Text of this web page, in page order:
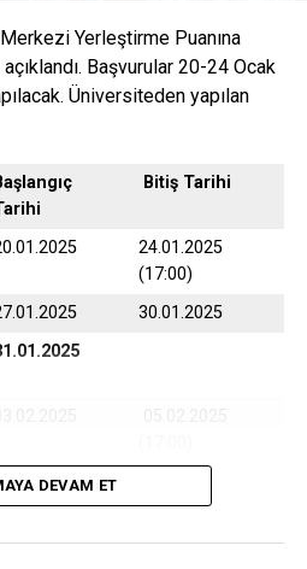
Yerleştirme Puanına
Başvurular 20-24 Ocak
Üniversiteden yapılan
Bitiş Tarihi
24.01.2025
(17:00)
30.01.2025
(17:00)
DEVAM ET